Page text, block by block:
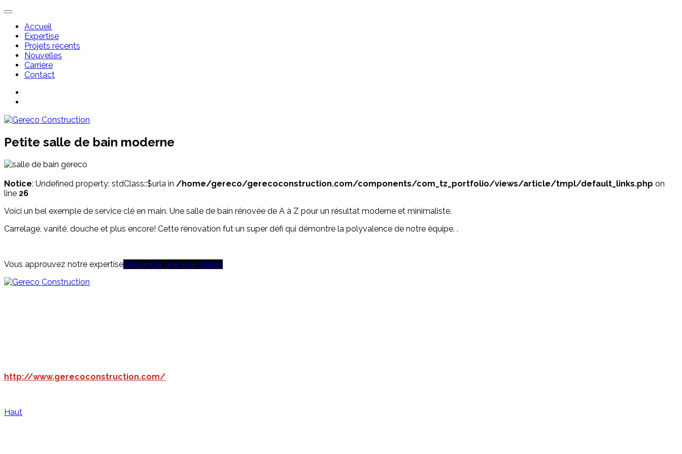
Accueil
Expertise
Projets récents
Nouvelles
Carrière
Contact
Petite salle de bain moderne
Notice: Undefined property: stdClass::$urla in /home/gereco/gerecoconstruction.com/components/com_tz_portfolio/views/article/tmpl/default_links.php on
line 26
Voici un bel exemple de service clé en main. Une salle de bain rénovée de A à Z pour un résultat moderne et minimaliste.
Carrelage, vanité, douche et plus encore! Cette rénovation fut un super défi qui démontre la polyvalence de notre équipe. .
Vous approuvez notre expertiseDemander une soumission
http://www.gerecoconstruction.com/
Haut